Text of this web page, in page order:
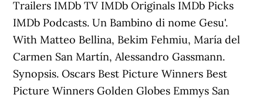
Trailers IMDb TV IMDb Originals IMDb Picks
IMDb Podcasts. Un Bambino di nome Gesu'.
With Matteo Bellina, Bekim Fehmiu, María del
Carmen San Martín, Alessandro Gassmann.
Synopsis. Oscars Best Picture Winners Best
Picture Winners Golden Globes Emmys San